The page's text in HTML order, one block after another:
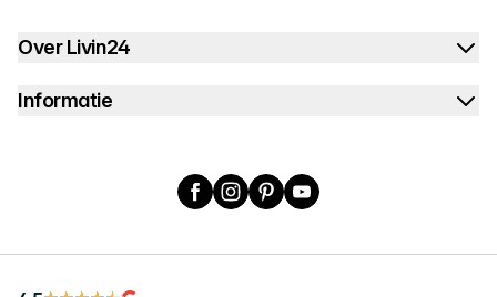
Over Livin24
Informatie
Facebook
Instagram
PinterestYouTube